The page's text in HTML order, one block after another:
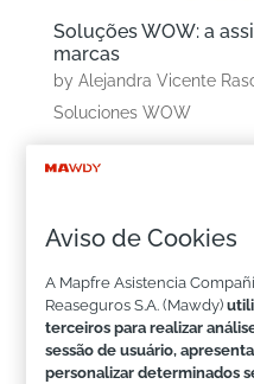
Soluções WOW: a
marcas
by Alejandra Vicente
Soluciones WOW
Soluções WOW: a
das soluções que
ao cliente final uma
Convidamos você a
isso....
Aviso de Cookies
A Mapfre Asistencia
Reaseguros S.A. (Mawdy)
terceiros para realizar
sessão de usuário,
personalizar determinados